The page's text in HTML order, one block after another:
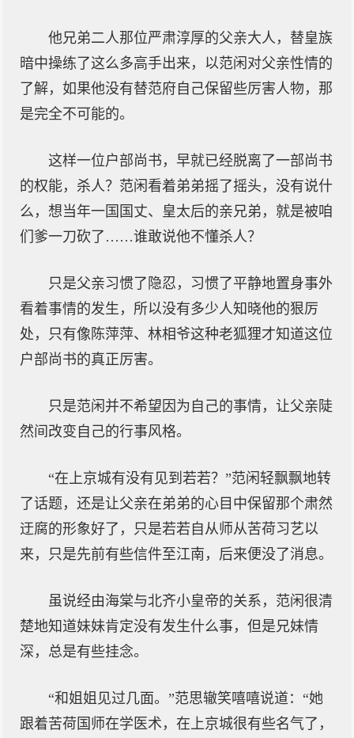
他兄弟二人那位严肃淳厚的父亲大人，替皇族
暗中操练了这么多高手出来，以范闲对父亲性情的
了解，如果他没有替范府自己保留些厉害人物，那
是完全不可能的。
这样一位户部尚书，早就已经脱离了一部尚书
的权能，杀人？范闲看着弟弟摇了摇头，没有说什
么，想当年一国国丈、皇太后的亲兄弟，就是被咱
们爹一刀砍了……谁敢说他不懂杀人？
只是父亲习惯了隐忍，习惯了平静地置身事外
看着事情的发生，所以没有多少人知晓他的狠厉
处，只有像陈萍萍、林相爷这种老狐狸才知道这位
户部尚书的真正厉害。
只是范闲并不希望因为自己的事情，让父亲陡
然间改变自己的行事风格。
“在上京城有没有见到若若？”范闲轻飘飘地转
了话题，还是让父亲在弟弟的心目中保留那个肃然
迂腐的形象好了，只是若若自从师从苦荷习艺以
来，只是先前有些信件至江南，后来便没了消息。
虽说经由海棠与北齐小皇帝的关系，范闲很清
楚地知道妹妹肯定没有发生什么事，但是兄妹情
深，总是有些挂念。
“和姐姐见过几面。”范思辙笑嘻嘻说道：“她
跟着苦荷国师在学医术，在上京城很有些名气了，